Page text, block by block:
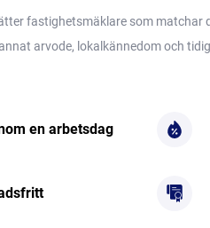
fastighetsmäklare som matchar
arvode, lokalkännedom och
en arbetsdag